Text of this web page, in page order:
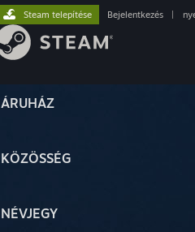
ÁRUHÁZ
KÖZÖSSÉG
NÉVJEGY
Steam telepítése Bejelentkezés